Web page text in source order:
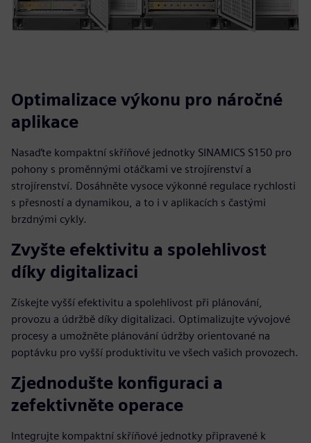
Optimalizace výkonu pro náročné
aplikace
Nasaďte kompaktní skříňové jednotky SINAMICS S150 pro
pohony s proměnnými otáčkami ve strojírenství a
strojírenství. Dosáhněte vysoce výkonné regulace rychlosti
s přesností a dynamikou, a to i v aplikacích s častými
brzdnými cykly.
Zvyšte efektivitu a spolehlivost
díky digitalizaci
Získejte vyšší efektivitu a spolehlivost při plánování,
provozu a údržbě díky digitalizaci. Optimalizujte vývojové
procesy a umožněte plánování údržby orientované na
poptávku pro vyšší produktivitu ve všech vašich provozech.
Zjednodušte konfiguraci a
zefektivněte operace
Integrujte kompaktní skříňové jednotky připravené k